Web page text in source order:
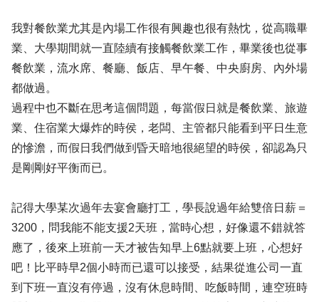
我對餐飲業尤其是內場工作很有興趣也很有熱忱，從高職畢
業、大學期間就一直陸續有接觸餐飲業工作，畢業後也從事
餐飲業，流水席、餐廳、飯店、早午餐、中央廚房、內外場
都做過。
過程中也不斷在思考這個問題，每當假日就是餐飲業、旅遊
業、住宿業大爆炸的時侯，老闆、主管都只能看到平日生意
的慘澹，而假日我們做到昏天暗地很絕望的時侯，卻認為只
是剛剛好平衡而已。
記得大學某次過年去宴會廳打工，學長說過年給雙倍日薪＝
3200，問我能不能支援2天班，當時心想，好像還不錯就答
應了，後來上班前一天才被告知早上6點就要上班，心想好
吧！比平時早2個小時而已還可以接受，結果從進公司一直
到下班一直沒有停過，沒有休息時間、吃飯時間，連空班時